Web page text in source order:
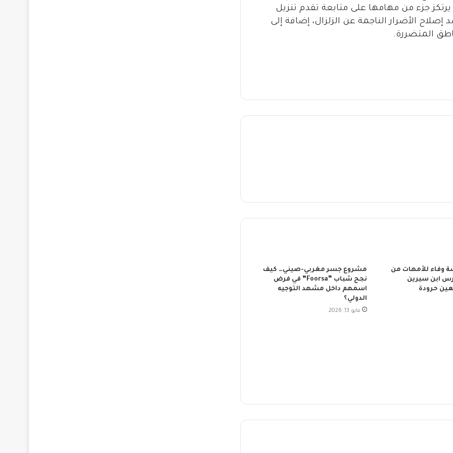
الكبير، في دجنبر 2024، والتي يرتكز جزء من مهامها على متابعة تقدم تنزيل
الأضرار الناجمة عن الزلزال، إضافة إلى
المتضررة.
وفاء للأمهات من
ابن سيرين
حرودة
مشروع جسر مغربي-صيني… كيف
نجح شباب “Foorsa” في فرض
اسمهم داخل مشهد التوجيه
الدولي؟
مايو 13, 2026